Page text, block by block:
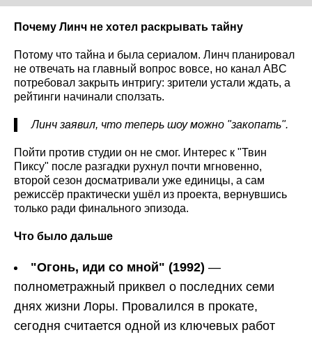
Почему Линч не хотел раскрывать тайну
Потому что тайна и была сериалом. Линч планировал
не отвечать на главный вопрос вовсе, но канал ABC
потребовал закрыть интригу: зрители устали ждать, а
рейтинги начинали сползать.
Линч заявил, что теперь шоу можно "закопать".
Пойти против студии он не смог. Интерес к "Твин
Пиксу" после разгадки рухнул почти мгновенно,
второй сезон досматривали уже единицы, а сам
режиссёр практически ушёл из проекта, вернувшись
только ради финального эпизода.
Что было дальше
"Огонь, иди со мной" (1992) —
полнометражный приквел о последних семи
днях жизни Лоры. Провалился в прокате,
сегодня считается одной из ключевых работ